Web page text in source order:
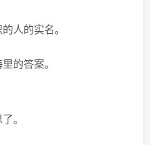
人的实名。
的答案。
。